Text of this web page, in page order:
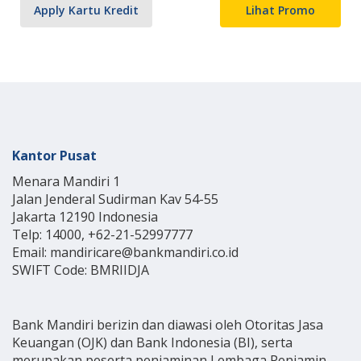
Apply Kartu Kredit Lihat Promo
Kantor Pusat
Menara Mandiri 1
Jalan Jenderal Sudirman Kav 54-55
Jakarta 12190 Indonesia
Telp: 14000, +62-21-52997777
Email: mandiricare@bankmandiri.co.id
SWIFT Code: BMRIIDJA
Bank Mandiri berizin dan diawasi oleh Otoritas Jasa
Keuangan (OJK) dan Bank Indonesia (BI), serta